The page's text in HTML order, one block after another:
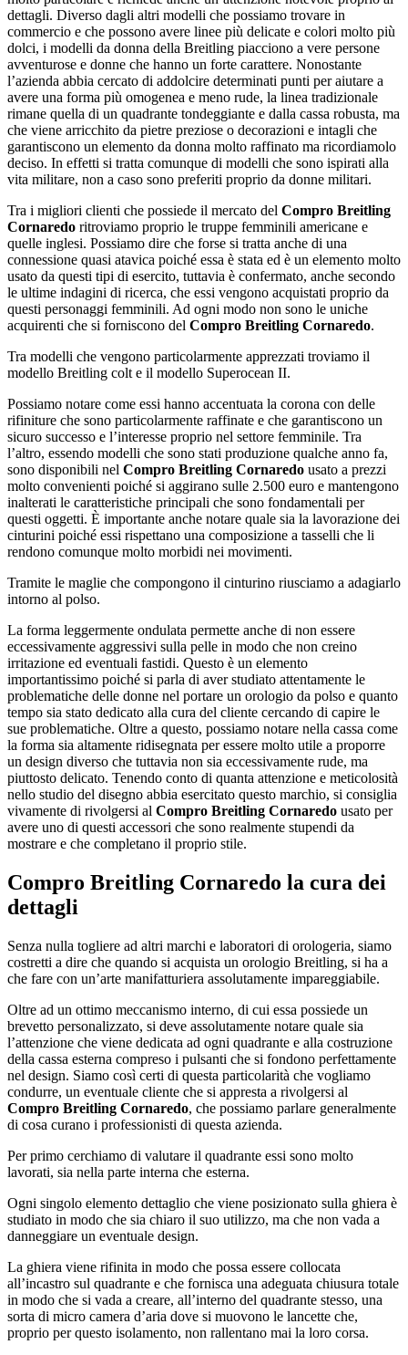
dettagli. Diverso dagli altri modelli che possiamo trovare in
commercio e che possono avere linee più delicate e colori molto più
dolci, i modelli da donna della Breitling piacciono a vere persone
avventurose e donne che hanno un forte carattere. Nonostante
l’azienda abbia cercato di addolcire determinati punti per aiutare a
avere una forma più omogenea e meno rude, la linea tradizionale
rimane quella di un quadrante tondeggiante e dalla cassa robusta, ma
che viene arricchito da pietre preziose o decorazioni e intagli che
garantiscono un elemento da donna molto raffinato ma ricordiamolo
deciso. In effetti si tratta comunque di modelli che sono ispirati alla
vita militare, non a caso sono preferiti proprio da donne militari.
Tra i migliori clienti che possiede il mercato del Compro Breitling
Cornaredo ritroviamo proprio le truppe femminili americane e
quelle inglesi. Possiamo dire che forse si tratta anche di una
connessione quasi atavica poiché essa è stata ed è un elemento molto
usato da questi tipi di esercito, tuttavia è confermato, anche secondo
le ultime indagini di ricerca, che essi vengono acquistati proprio da
questi personaggi femminili. Ad ogni modo non sono le uniche
acquirenti che si forniscono del Compro Breitling Cornaredo.
Tra modelli che vengono particolarmente apprezzati troviamo il
modello Breitling colt e il modello Superocean II.
Possiamo notare come essi hanno accentuata la corona con delle
rifiniture che sono particolarmente raffinate e che garantiscono un
sicuro successo e l’interesse proprio nel settore femminile. Tra
l’altro, essendo modelli che sono stati produzione qualche anno fa,
sono disponibili nel Compro Breitling Cornaredo usato a prezzi
molto convenienti poiché si aggirano sulle 2.500 euro e mantengono
inalterati le caratteristiche principali che sono fondamentali per
questi oggetti. È importante anche notare quale sia la lavorazione dei
cinturini poiché essi rispettano una composizione a tasselli che li
rendono comunque molto morbidi nei movimenti.
Tramite le maglie che compongono il cinturino riusciamo a adagiarlo
intorno al polso.
La forma leggermente ondulata permette anche di non essere
eccessivamente aggressivi sulla pelle in modo che non creino
irritazione ed eventuali fastidi. Questo è un elemento
importantissimo poiché si parla di aver studiato attentamente le
problematiche delle donne nel portare un orologio da polso e quanto
tempo sia stato dedicato alla cura del cliente cercando di capire le
sue problematiche. Oltre a questo, possiamo notare nella cassa come
la forma sia altamente ridisegnata per essere molto utile a proporre
un design diverso che tuttavia non sia eccessivamente rude, ma
piuttosto delicato. Tenendo conto di quanta attenzione e meticolosità
nello studio del disegno abbia esercitato questo marchio, si consiglia
vivamente di rivolgersi al Compro Breitling Cornaredo usato per
avere uno di questi accessori che sono realmente stupendi da
mostrare e che completano il proprio stile.
Compro Breitling Cornaredo la cura dei
dettagli
Senza nulla togliere ad altri marchi e laboratori di orologeria, siamo
costretti a dire che quando si acquista un orologio Breitling, si ha a
che fare con un’arte manifatturiera assolutamente impareggiabile.
Oltre ad un ottimo meccanismo interno, di cui essa possiede un
brevetto personalizzato, si deve assolutamente notare quale sia
l’attenzione che viene dedicata ad ogni quadrante e alla costruzione
della cassa esterna compreso i pulsanti che si fondono perfettamente
nel design. Siamo così certi di questa particolarità che vogliamo
condurre, un eventuale cliente che si appresta a rivolgersi al
Compro Breitling Cornaredo, che possiamo parlare generalmente
di cosa curano i professionisti di questa azienda.
Per primo cerchiamo di valutare il quadrante essi sono molto
lavorati, sia nella parte interna che esterna.
Ogni singolo elemento dettaglio che viene posizionato sulla ghiera è
studiato in modo che sia chiaro il suo utilizzo, ma che non vada a
danneggiare un eventuale design.
La ghiera viene rifinita in modo che possa essere collocata
all’incastro sul quadrante e che fornisca una adeguata chiusura totale
in modo che si vada a creare, all’interno del quadrante stesso, una
sorta di micro camera d’aria dove si muovono le lancette che,
proprio per questo isolamento, non rallentano mai la loro corsa.